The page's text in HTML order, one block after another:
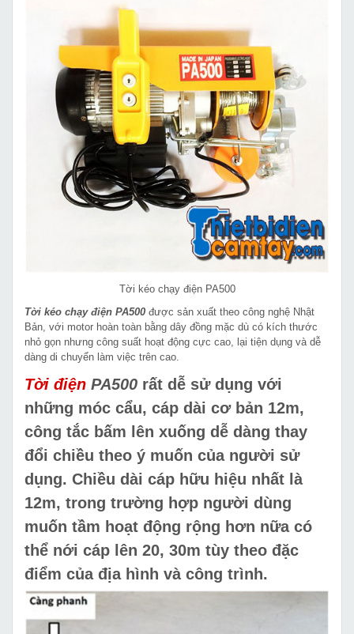
Tời kéo chạy điện PA500
Tời kéo chạy điện PA500 được sản xuất theo công nghệ Nhật
Bản, với motor hoàn toàn bằng dây đồng mặc dù có kích thước
nhỏ gọn nhưng công suất hoạt động cực cao, lại tiện dụng và dễ
dàng di chuyển làm việc trên cao.
Tời điện PA500 rất dễ sử dụng với
những móc cẩu, cáp dài cơ bản 12m,
công tắc bấm lên xuống dễ dàng thay
đổi chiều theo ý muốn của người sử
dụng. Chiều dài cáp hữu hiệu nhất là
12m, trong trường hợp người dùng
muốn tầm hoạt động rộng hơn nữa có
thể nới cáp lên 20, 30m tùy theo đặc
điểm của địa hình và công trình.